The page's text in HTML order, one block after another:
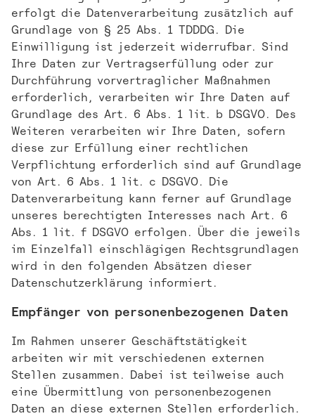
erfolgt die Datenverarbeitung zusätzlich auf
Grundlage von § 25 Abs. 1 TDDDG. Die
Einwilligung ist jederzeit widerrufbar. Sind
Ihre Daten zur Vertragserfüllung oder zur
Durchführung vorvertraglicher Maßnahmen
erforderlich, verarbeiten wir Ihre Daten auf
Grundlage des Art. 6 Abs. 1 lit. b DSGVO. Des
Weiteren verarbeiten wir Ihre Daten, sofern
diese zur Erfüllung einer rechtlichen
Verpflichtung erforderlich sind auf Grundlage
von Art. 6 Abs. 1 lit. c DSGVO. Die
Datenverarbeitung kann ferner auf Grundlage
unseres berechtigten Interesses nach Art. 6
Abs. 1 lit. f DSGVO erfolgen. Über die jeweils
im Einzelfall einschlägigen Rechtsgrundlagen
wird in den folgenden Absätzen dieser
Datenschutzerklärung informiert.
Empfänger von personenbezogenen Daten
Im Rahmen unserer Geschäftstätigkeit
arbeiten wir mit verschiedenen externen
Stellen zusammen. Dabei ist teilweise auch
eine Übermittlung von personenbezogenen
Daten an diese externen Stellen erforderlich.